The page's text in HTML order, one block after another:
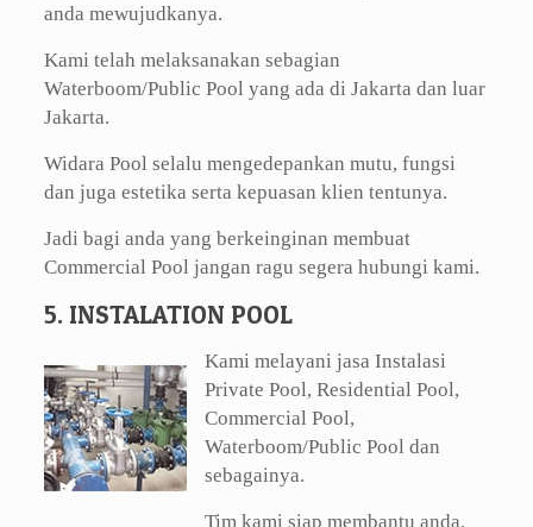
anda mewujudkanya.
Kami telah melaksanakan sebagian
Waterboom/Public Pool yang ada di Jakarta dan luar
Jakarta.
Widara Pool selalu mengedepankan mutu, fungsi
dan juga estetika serta kepuasan klien tentunya.
Jadi bagi anda yang berkeinginan membuat
Commercial Pool jangan ragu segera hubungi kami.
5. INSTALATION POOL
Kami melayani jasa Instalasi
Private Pool, Residential Pool,
Commercial Pool,
Waterboom/Public Pool dan
sebagainya.
Tim kami siap membantu anda.